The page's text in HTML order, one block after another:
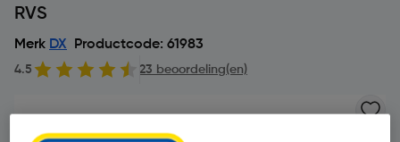
RVS
Merk DX Productcode: 61983
4.5 23 beoordeling(en)